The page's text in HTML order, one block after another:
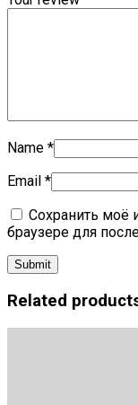
Name *
Email *
Сохранить моё
браузере для
Related